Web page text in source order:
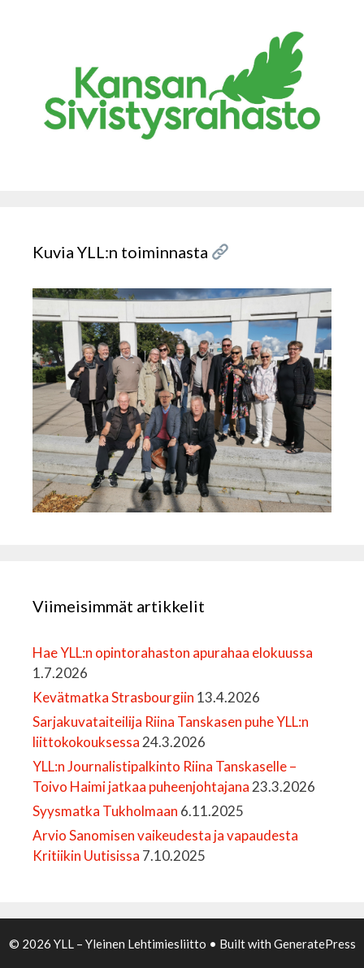
Kuvia YLL:n toiminnasta
Viimeisimmät artikkelit
Hae YLL:n opintorahaston apurahaa elokuussa
1.7.2026
Kevätmatka Strasbourgiin 13.4.2026
Sarjakuvataiteilija Riina Tanskasen puhe YLL:n
liittokokouksessa24.3.2026
YLL:n Journalistipalkinto Riina Tanskaselle –
Toivo Haimi jatkaa puheenjohtajana23.3.2026
Syysmatka Tukholmaan 6.11.2025
Arvio Sanomisen vaikeudesta ja vapaudesta
Kritiikin Uutisissa 7.10.2025
© 2026 YLL – Yleinen Lehtimiesliitto • Built with GeneratePress